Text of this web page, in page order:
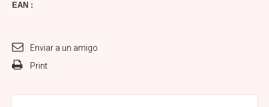
EAN :
Enviar a un amigo
Print